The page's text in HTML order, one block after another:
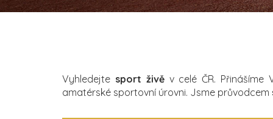
Vyhledejte sport živěv celé ČR. Přinášíme
amatérské sportovní úrovni. Jsme průvodcem